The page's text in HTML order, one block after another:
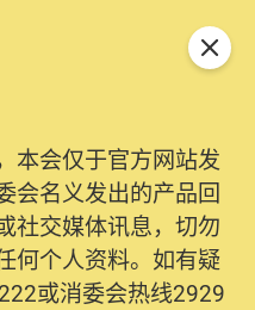
本会仅于官方网站发
会名义发出的产品回
社交媒体讯息，切勿
何个人资料。如有疑
或消委会热线2929
关闭